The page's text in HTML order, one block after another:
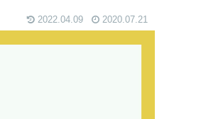
2022.04.09 2020.07.21